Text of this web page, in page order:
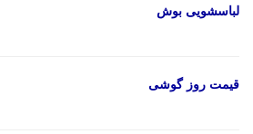
لباسشویی بوش
قیمت روز گوشی